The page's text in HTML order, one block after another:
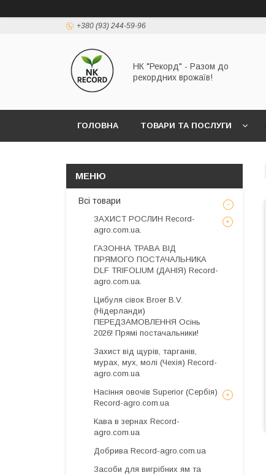
+380 (93) 244-59-96
НК "Рекорд" - Разом до
рекордних врожаїв!
ГОЛОВНА ТОВАРИ ТА ПОСЛУГИ
Всі товари
ЗАХИСТ РОСЛИН Record-
agro.com.ua.
ГАЗОННА ТРАВА ВІД
ПРЯМОГО ПОСТАЧАЛЬНИКА
DLF TRIFOLIUM (ДАНІЯ) Record-
agro.com.ua.
Цибуля сівок Broer B.V.
(Нідерланди)
ПЕРЕДЗАМОВЛЕННЯ Осінь
2026! Прямі постачальники!
Захист від щурів, тарганів,
мурах, мух, молі (Чехія) Record-
agro.com.ua
Насіння овочів Superior (Сербія)
Record-agro.com.ua
Кава в зернах Record-
agro.com.ua
Добрива Record-agro.com.ua
Засоби для вигрібних ям та